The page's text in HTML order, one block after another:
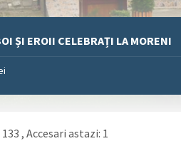
ȘI EROII CELEBRAȚI LA MORENI
133, Accesari astazi: 1